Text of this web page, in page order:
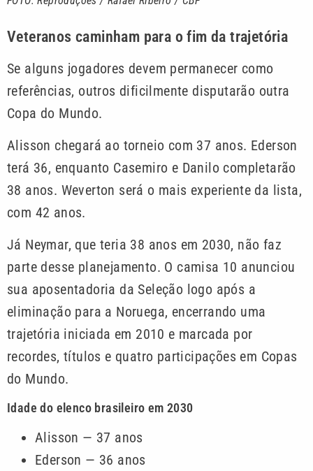
Veteranos caminham para o fim da trajetória
Se alguns jogadores devem permanecer como
referências, outros dificilmente disputarão outra
Copa do Mundo.
Alisson chegará ao torneio com 37 anos. Ederson
terá 36, enquanto Casemiro e Danilo completarão
38 anos. Weverton será o mais experiente da lista,
com 42 anos.
Já Neymar, que teria 38 anos em 2030, não faz
parte desse planejamento. O camisa 10 anunciou
sua aposentadoria da Seleção logo após a
eliminação para a Noruega, encerrando uma
trajetória iniciada em 2010 e marcada por
recordes, títulos e quatro participações em Copas
do Mundo.
Idade do elenco brasileiro em 2030
Alisson — 37 anos
Ederson — 36 anos